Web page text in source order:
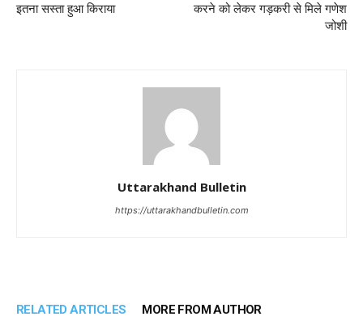
इतना सस्ता हुआ किराया
करने को लेकर गड़करी से मिले गणेश
जोशी
Uttarakhand Bulletin
https://uttarakhandbulletin.com
RELATED ARTICLES MORE FROM AUTHOR